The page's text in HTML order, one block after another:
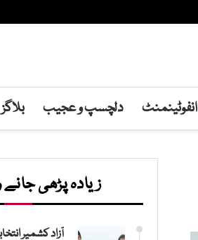
انفوٹینمنٹ دلچسپ و عجیب بلاگز
زیادہ پڑھی